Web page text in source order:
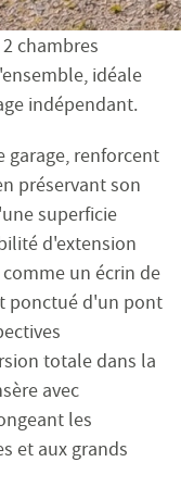
Une maison
chambres
idéale
indépendant.
garage, renforcent
préservant son
superficie
d'extension
un écrin de
ponctué d'un pont
totale dans la
avec
les
et aux grands
capital de 3 000 €
: 6831Z
à la TVA : FR 48
n° 2005-1315
titulaire de la carte
Professionnels
Europe SA/NV -
(5 % + TVA 20
litige est :